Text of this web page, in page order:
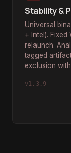
Stability &
Universal
+ Intel).
relaunch.
tagged
exclusion
v1.3.9